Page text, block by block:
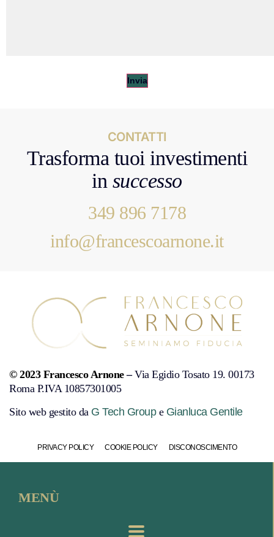
Invia
CONTATTI
Trasforma tuoi investimenti
in successo
349 896 7178
info@francescoarnone.it
© 2023 Francesco Arnone–Via Egidio Tosato 19. 00173
Roma P.IVA 10857301005
Sito web gestito da G Tech Groupe Gianluca Gentile
PRIVACY POLICY COOKIE POLICY DISCONOSCIMENTO
MENÙ